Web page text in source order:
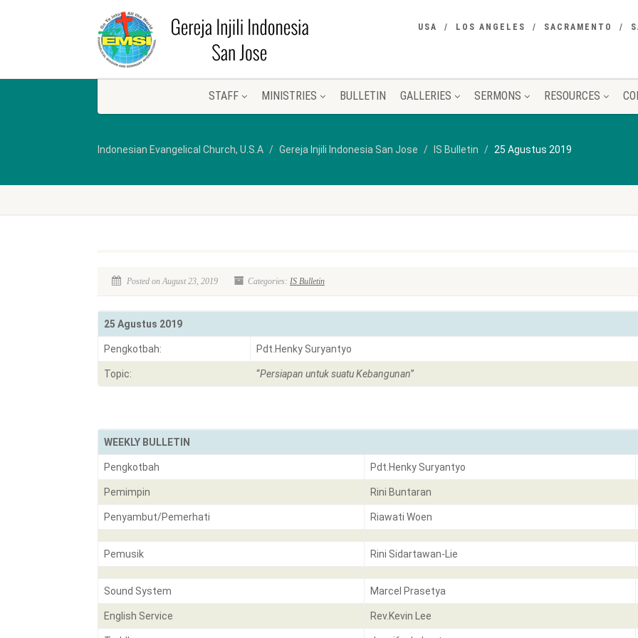
USA LOS ANGELES SACRAMENTO
STAFF MINISTRIES BULLETIN GALLERIES SERMONS RESOURCES
Indonesian Evangelical Church, U.S.A Gereja Injili Indonesia San Jose IS Bulletin 25 Agustus 2019
Posted on August 23, 2019 Categories: IS Bulletin
25 Agustus 2019
Pengkotbah: Pdt.Henky Suryantyo
Topic: “Persiapan untuk suatu Kebangunan”
WEEKLY BULLETIN
Pengkotbah Pdt.Henky Suryantyo
Pemimpin Rini Buntaran
Penyambut/Pemerhati Riawati Woen
Pemusik Rini Sidartawan-Lie
Sound System Marcel Prasetya
English Service Rev.Kevin Lee